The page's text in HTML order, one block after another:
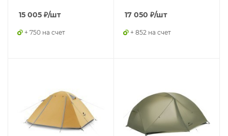
15 005 ₽/шт
+ 750 на счет
17 050 ₽/шт
+ 852 на счет